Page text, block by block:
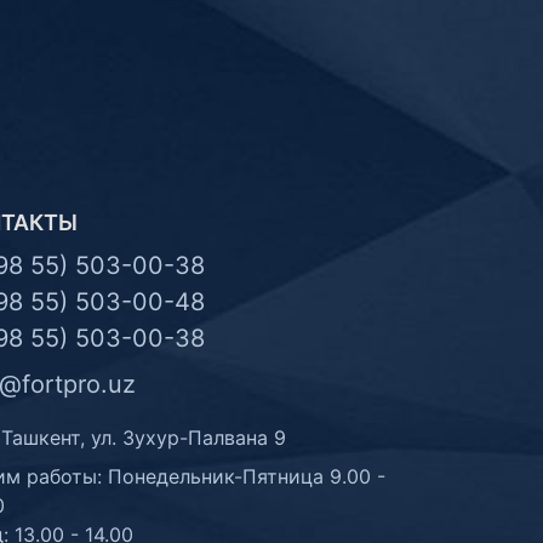
55) 503-00-38
55) 503-00-48
55) 503-00-38
ул. Зухур-Палвана 9
работы: Понедельник-Пятница 9.00 -
13.00 - 14.00